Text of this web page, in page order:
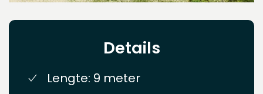
Details
Lengte: 9 meter